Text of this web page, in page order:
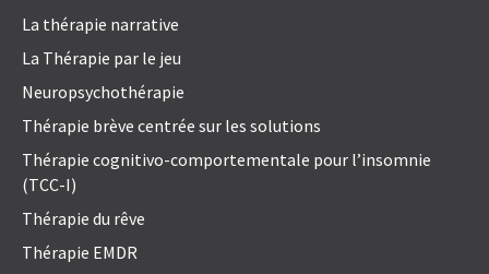
La thérapie narrative
La Thérapie par le jeu
Neuropsychothérapie
Thérapie brève centrée sur les solutions
Thérapie cognitivo-comportementale pour l’insomnie
(TCC-I)
Thérapie du rêve
Thérapie EMDR